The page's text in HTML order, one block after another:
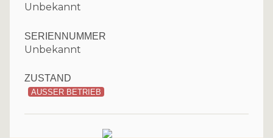
Unbekannt
SERIENNUMMER
Unbekannt
ZUSTAND
AUSSER BETRIEB